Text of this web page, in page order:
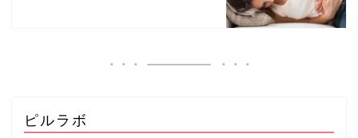
ピルラボ